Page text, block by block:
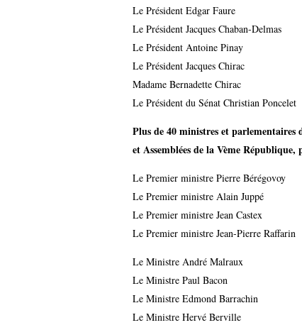
Le Président Edgar Faure
Le Président Jacques Chaban-Delmas
Le Président Antoine Pinay
Le Président Jacques Chirac
Madame Bernadette Chirac
Le Président du Sénat Christian Poncelet
Plus de 40 ministres et parlementaires
et Assemblées de la Vème République,
Le Premier ministre Pierre Bérégovoy
Le Premier ministre Alain Juppé
Le Premier ministre Jean Castex
Le Premier ministre Jean-Pierre Raffarin
Le Ministre André Malraux
Le Ministre Paul Bacon
Le Ministre Edmond Barrachin
Le Ministre Hervé Berville